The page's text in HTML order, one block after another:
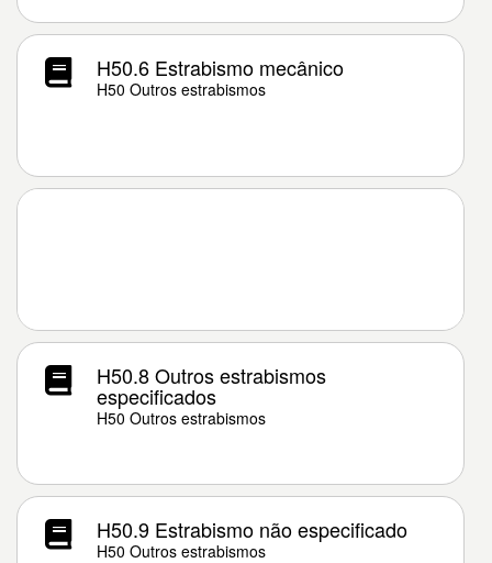
H50.6 Estrabismo mecânico
H50 Outros estrabismos
H50.8 Outros estrabismos
especificados
H50 Outros estrabismos
H50.9 Estrabismo não especificado
H50 Outros estrabismos